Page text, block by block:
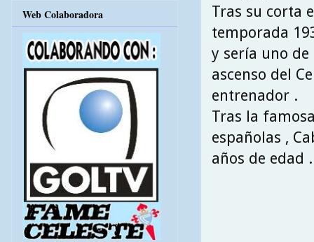
Tras su corta
temporada
y sería uno
ascenso del
entrenador .
Tras la
españolas ,
años de edad .
Web Colaboradora